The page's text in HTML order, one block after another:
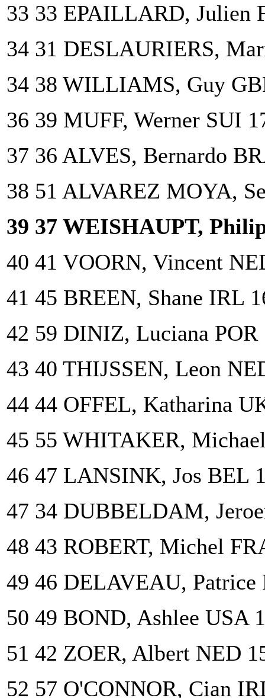
33 33 EPAILLARD, Julien
34 31 DESLAURIERS,
34 38 WILLIAMS, Guy
36 39 MUFF, Werner SUI
37 36 ALVES, Bernardo
38 51 ALVAREZ MOYA,
39 37 WEISHAUPT,
40 41 VOORN, Vincent
41 45 BREEN, Shane IRL
42 59 DINIZ, Luciana POR
43 40 THIJSSEN, Leon
44 44 OFFEL, Katharina
45 55 WHITAKER,
46 47 LANSINK, Jos BEL
47 34 DUBBELDAM,
48 43 ROBERT, Michel
49 46 DELAVEAU, Patrice
50 49 BOND, Ashlee USA
51 42 ZOER, Albert NED
52 57 O'CONNOR, Cian